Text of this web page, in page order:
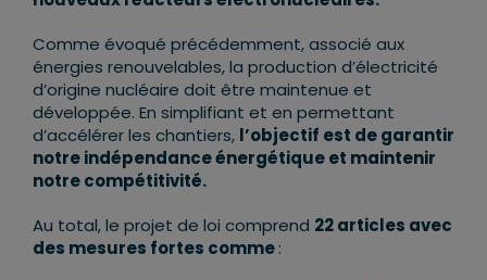
Comme évoqué précédemment, associé aux
énergies renouvelables, la production d’électricité
d’origine nucléaire doit être maintenue et
développée. En simplifiant et en permettant
d’accélérer les chantiers, l’objectif est de garantir
notre indépendance énergétique et maintenir
notre compétitivité.
Au total, le projet de loi comprend 22 articles avec
des mesures fortes comme: